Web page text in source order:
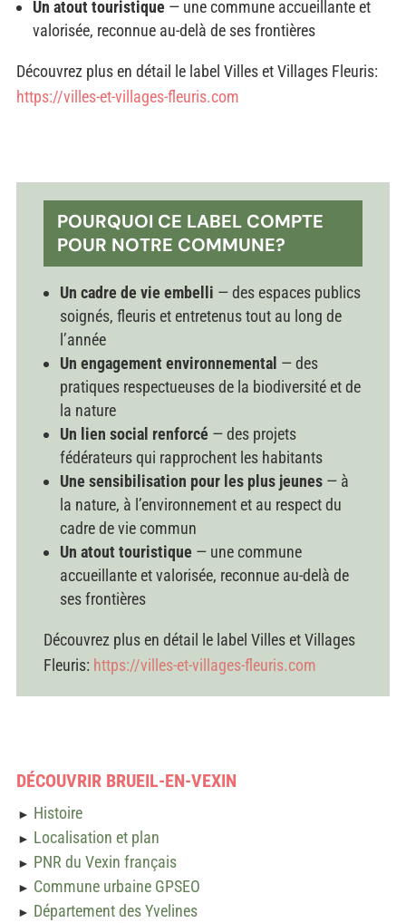
Un atout touristique — une commune accueillante et
valorisée, reconnue au-delà de ses frontières
Découvrez plus en détail le label Villes et Villages Fleuris:
https://villes-et-villages-fleuris.com
POURQUOI CE LABEL COMPTE
POUR NOTRE COMMUNE?
Un cadre de vie embelli — des espaces publics
soignés, fleuris et entretenus tout au long de
l’année
Un engagement environnemental — des
pratiques respectueuses de la biodiversité et de
la nature
Un lien social renforcé — des projets
fédérateurs qui rapprochent les habitants
Une sensibilisation pour les plus jeunes— à
la nature, à l’environnement et au respect du
cadre de vie commun
Un atout touristique — une commune
accueillante et valorisée, reconnue au-delà de
ses frontières
Découvrez plus en détail le label Villes et Villages
Fleuris: https://villes-et-villages-fleuris.com
DÉCOUVRIR BRUEIL-EN-VEXIN
► Histoire
► Localisation et plan
► PNR du Vexin français
► Commune urbaine GPSEO
► Département des Yvelines